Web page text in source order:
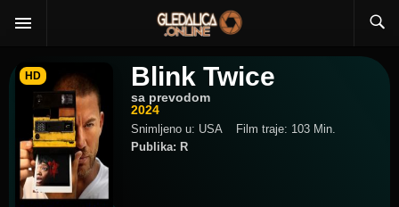
HD Blink Twice
sa prevodom
2024
Snimljeno u: USA
Film traje: 103 Min.
Publika: R